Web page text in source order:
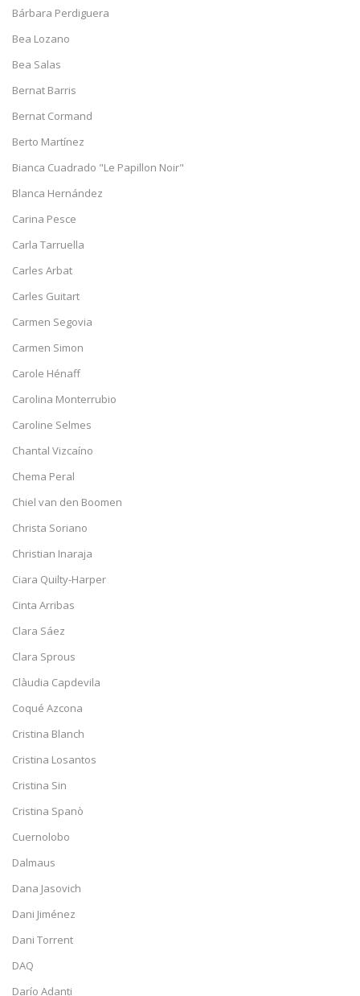
Bárbara Perdiguera
Bea Lozano
Bea Salas
Bernat Barris
Bernat Cormand
Berto Martínez
Bianca Cuadrado "Le Papillon Noir"
Blanca Hernández
Carina Pesce
Carla Tarruella
Carles Arbat
Carles Guitart
Carmen Segovia
Carmen Simon
Carole Hénaff
Carolina Monterrubio
Caroline Selmes
Chantal Vizcaíno
Chema Peral
Chiel van den Boomen
Christa Soriano
Christian Inaraja
Ciara Quilty-Harper
Cinta Arribas
Clara Sáez
Clara Sprous
Clàudia Capdevila
Coqué Azcona
Cristina Blanch
Cristina Losantos
Cristina Sin
Cristina Spanò
Cuernolobo
Dalmaus
Dana Jasovich
Dani Jiménez
Dani Torrent
DAQ
Darío Adanti